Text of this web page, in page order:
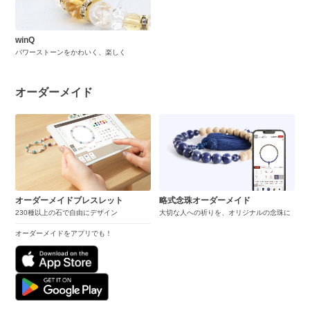
winQ
パワーストーンをかわいく、楽しく
オーダーメイド
オーダーメイドブレスレット
230種以上の石で自由にデザイン
オーダーメイドをアプリでも！
略式念珠オーダーメイド
大切な人への祈りを、オリジナルの念珠に